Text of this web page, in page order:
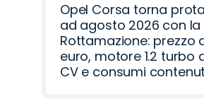
Opel Corsa torna
ad agosto 2026 con la
Rottamazione: prezzo
euro, motore 1.2 turbo
CV e consumi